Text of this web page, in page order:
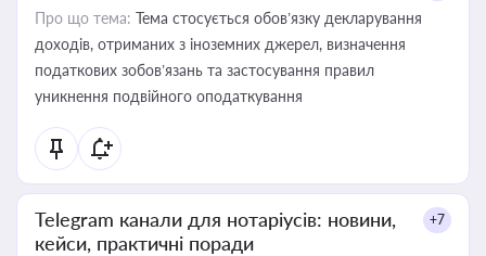
Про що тема: Тема стосується обов’язку декларування
доходів, отриманих з іноземних джерел, визначення
податкових зобов’язань та застосування правил
уникнення подвійного оподаткування
Telegram канали для нотаріусів: новини,
кейси, практичні поради
+7